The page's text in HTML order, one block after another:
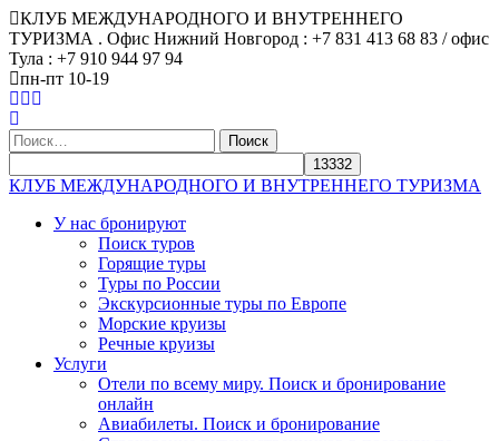
КЛУБ МЕЖДУНАРОДНОГО И ВНУТРЕННЕГО
ТУРИЗМА . Офис Нижний Новгород : +7 831 413 68 83 / офис
Тула : +7 910 944 97 94
пн-пт 10-19
Найти:
КЛУБ МЕЖДУНАРОДНОГО И ВНУТРЕННЕГО ТУРИЗМА
У нас бронируют
Поиск туров
Горящие туры
Туры по России
Экскурсионные туры по Европе
Морские круизы
Речные круизы
Услуги
Отели по всему миру. Поиск и бронирование
онлайн
Авиабилеты. Поиск и бронирование